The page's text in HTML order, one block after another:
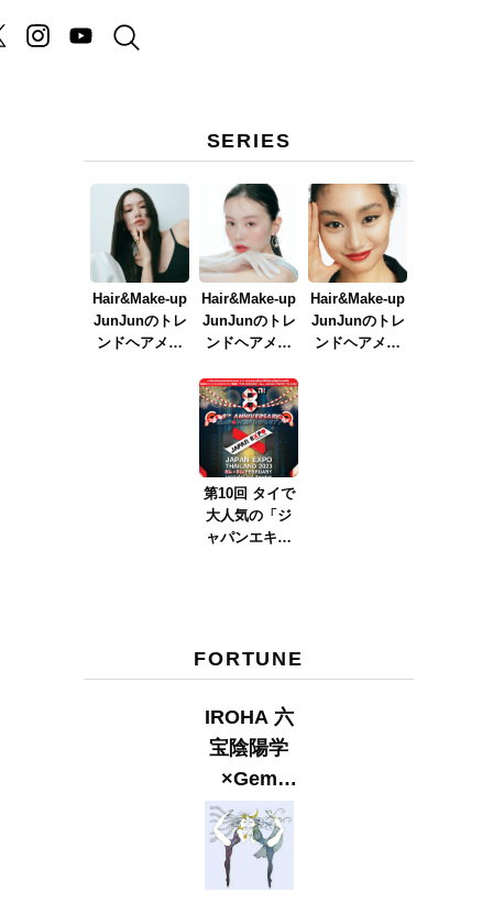
SERIES
Hair&Make-up
JunJunのトレ
ンドヘアメイ
Hair&Make-up
JunJunのトレ
ンドヘアメイ
イク
ver.2023』
Hair&Make-up
JunJunのトレ
ンドヘアメイ
第10回 タイで
大人気の「ジ
ャパンエキス
FORTUNE
IROHA 六
宝陰陽学
×Gem
Muse
【GLITTER
2023